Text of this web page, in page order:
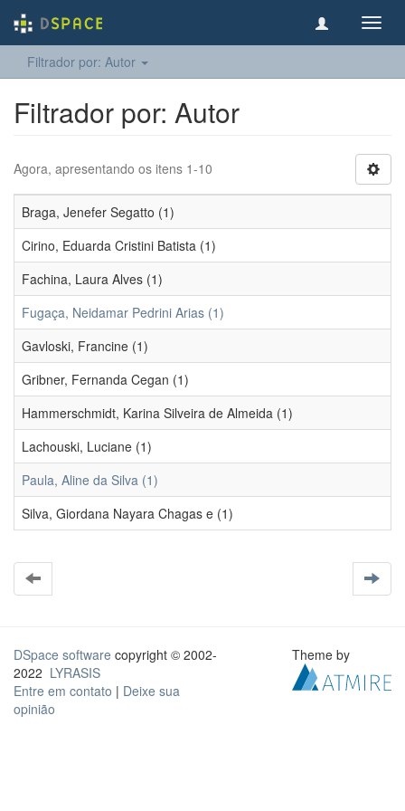
Filtrador por: Autor
Filtrador por: Autor
Agora, apresentando os itens 1-10
Braga, Jenefer Segatto (1)
Cirino, Eduarda Cristini Batista (1)
Fachina, Laura Alves (1)
Fugaça, Neidamar Pedrini Arias (1)
Gavloski, Francine (1)
Gribner, Fernanda Cegan (1)
Hammerschmidt, Karina Silveira de Almeida (1)
Lachouski, Luciane (1)
Paula, Aline da Silva (1)
Silva, Giordana Nayara Chagas e (1)
DSpace software copyright © 2002-
2022 LYRASIS
Entre em contato | Deixe sua
opinião
Theme by